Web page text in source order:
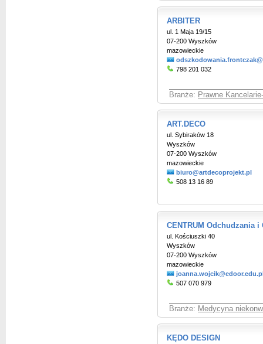
ARBITER
ul. 1 Maja 19/15
07-200 Wyszków
mazowieckie
798 201 032
Branże: Prawne
ART.DECO
ul. Sybiraków 18
Wyszków
07-200 Wyszków
mazowieckie
biuro@artdecoprojekt.pl
508 13 16 89
CENTRUM Odchudzania i
ul. Kościuszki 40
Wyszków
07-200 Wyszków
mazowieckie
507 070 979
Branże: Medycyna
KĘDO DESIGN